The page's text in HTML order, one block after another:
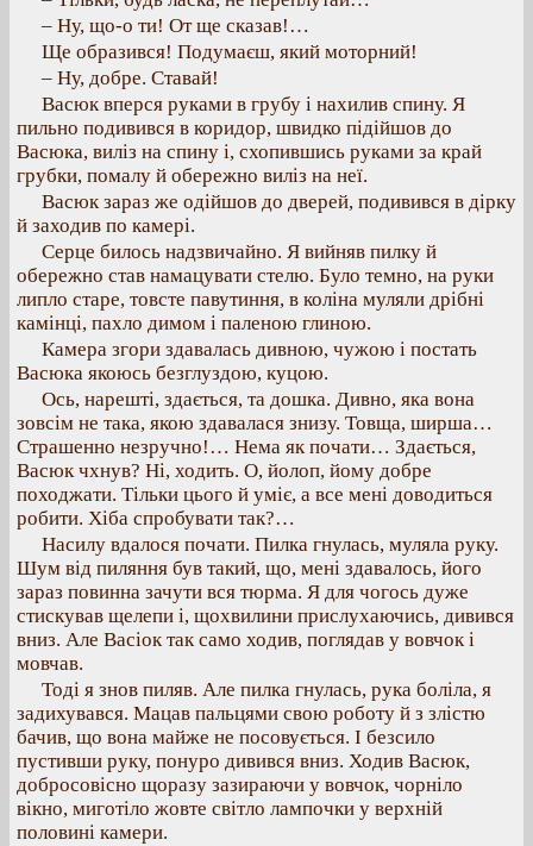
– Ну, що-о ти! От ще сказав!…
Ще образився! Подумаєш, який моторний!
– Ну, добре. Ставай!
Васюк вперся руками в грубу і нахилив спину. Я
пильно подивився в коридор, швидко підійшов до
Васюка, виліз на спину і, схопившись руками за край
грубки, помалу й обережно виліз на неї.
Васюк зараз же одійшов до дверей, подивився в дірку
й заходив по камері.
Серце билось надзвичайно. Я вийняв пилку й
обережно став намацувати стелю. Було темно, на руки
липло старе, товсте павутиння, в коліна муляли дрібні
камінці, пахло димом і паленою глиною.
Камера згори здавалась дивною, чужою і постать
Васюка якоюсь безглуздою, куцою.
Ось, нарешті, здається, та дошка. Дивно, яка вона
зовсім не така, якою здавалася знизу. Товща, ширша…
Страшенно незручно!… Нема як почати… Здається,
Васюк чхнув? Ні, ходить. О, йолоп, йому добре
походжати. Тільки цього й уміє, а все мені доводиться
робити. Хіба спробувати так?…
Насилу вдалося почати. Пилка гнулась, муляла руку.
Шум від пиляння був такий, що, мені здавалось, його
зараз повинна зачути вся тюрма. Я для чогось дуже
стискував щелепи і, щохвилини прислухаючись, дивився
вниз. Але Васіок так само ходив, поглядав у вовчок і
мовчав.
Тоді я знов пиляв. Але пилка гнулась, рука боліла, я
задихувався. Мацав пальцями свою роботу й з злістю
бачив, що вона майже не посовується. І безсило
пустивши руку, понуро дивився вниз. Ходив Васюк,
добросовісно щоразу зазираючи у вовчок, чорніло
вікно, миготіло жовте світло лампочки у верхній
половині камери.